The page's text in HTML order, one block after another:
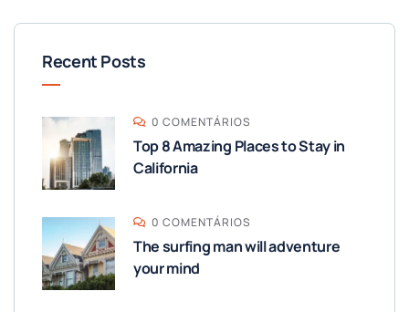
Recent Posts
0 COMENTÁRIOS
Top 8 Amazing Places to Stay in
California
0 COMENTÁRIOS
The surfing man will adventure
your mind